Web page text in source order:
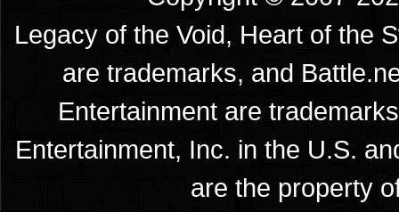
Legacy of the Void, Heart of the
are trademarks, and
Entertainment are
Entertainment, Inc. in the U.S.
are the property